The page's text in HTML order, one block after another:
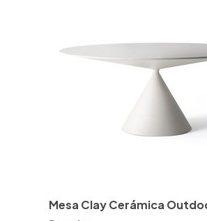
Mesa Clay Cerámica